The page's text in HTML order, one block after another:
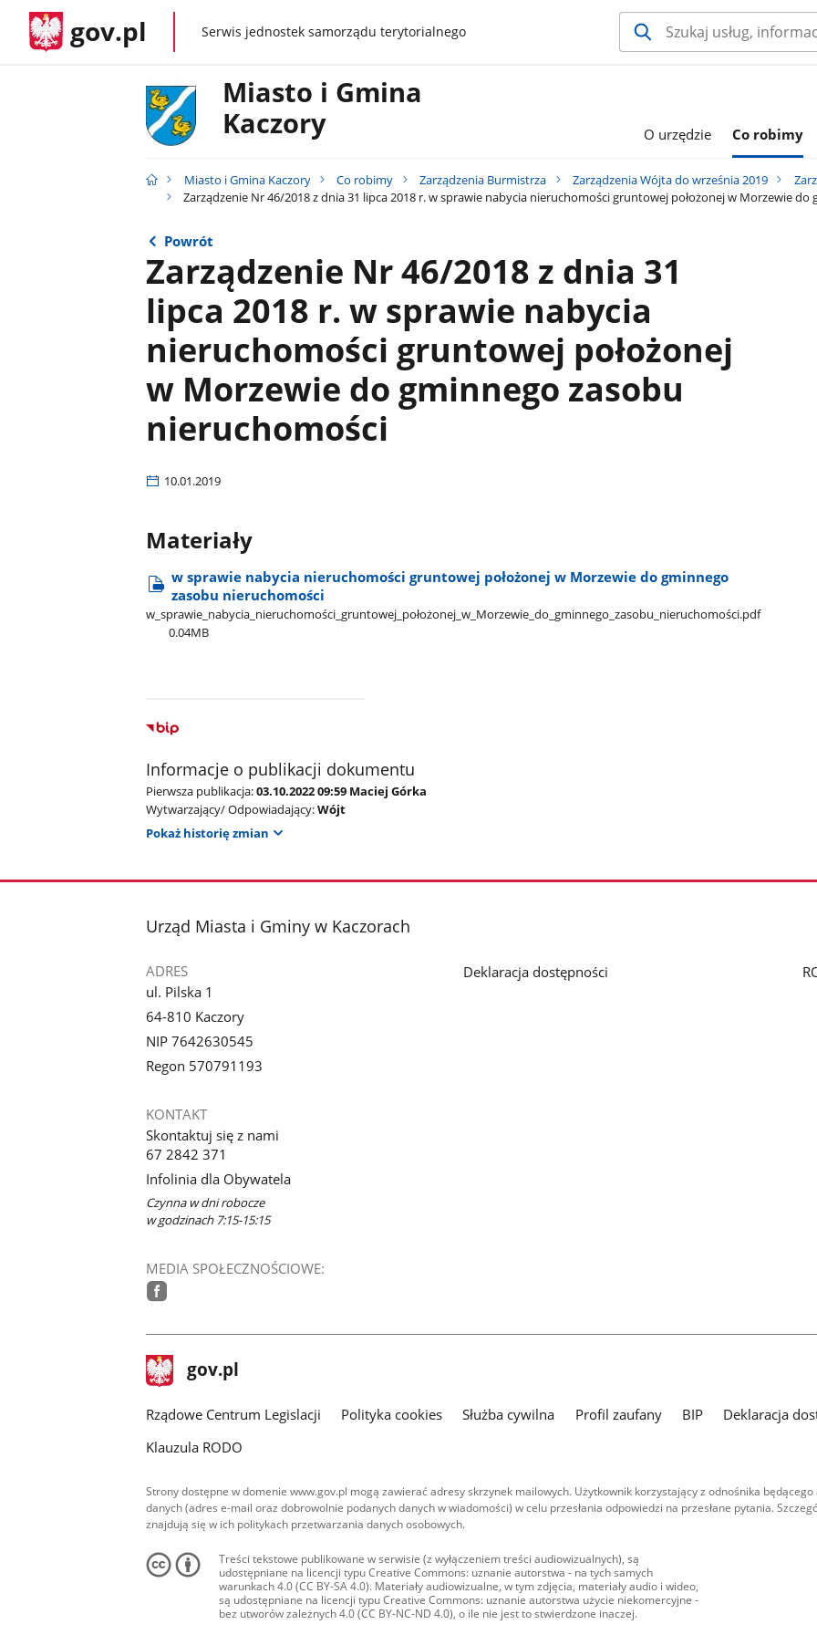
gov.pl gov.plSerwis jednostek samorządu terytorialnego
Miasto i Gmina
Kaczory
O urzędzie Co robimy
Miasto i Gmina Kaczory Co robimy Zarządzenia Burmistrza Zarządzenia Wójta do września 2019
Zarządzenie Nr 46/2018 z dnia 31 lipca 2018 r. w sprawie nabycia nieruchomości gruntowej położonej w Morzewie
Powrót
Zarządzenie Nr 46/2018 z dnia 31
lipca 2018 r. w sprawie nabycia
nieruchomości gruntowej położonej
w Morzewie do gminnego zasobu
nieruchomości
10.01.2019
Materiały
w sprawie nabycia nieruchomości gruntowej położonej w Morzewie do gminnego
zasobu nieruchomości
w​_sprawie​_nabycia​_nieruchomości​_gruntowej​_położonej​_w​_Morzewie​_do​_gminnego​_zasobu​_nieruchomości.pdf
0.04MB
Informacje o publikacji dokumentu
Pierwsza publikacja:03.10.2022 09:59 Maciej Górka
Wytwarzający/ Odpowiadający:Wójt
Pokaż historię zmian
stopka
Urząd Miasta i Gminy w Kaczorach
ADRES
ul. Pilska 1
64-810 Kaczory
NIP 7642630545
Regon 570791193
KONTAKT
Skontaktuj się z nami
67 2842 371
Infolinia dla Obywatela
Czynna w dni robocze
w godzinach 7:15-15:15
MEDIA SPOŁECZNOŚCIOWE:
Deklaracja dostępności
stopka
gov.pl Strona
gov.pl
Rządowe Centrum Legislacji Polityka cookies Służba cywilna Profil zaufany BIP
Deklaracja
Klauzula RODO
Strony dostępne w domenie www.gov.pl mogą zawierać adresy skrzynek mailowych. Użytkownik korzystający z odnośnika
danych (adres e-mail oraz dobrowolnie podanych danych w wiadomości) w celu przesłania odpowiedzi na przesłane pytania.
znajdują się w ich politykach przetwarzania danych osobowych.
Treści tekstowe publikowane w serwisie (z wyłączeniem treści audiowizualnych), są
udostępniane na licencji typu Creative Commons: uznanie autorstwa - na tych samych
warunkach 4.0 (CC BY-SA 4.0). Materiały audiowizualne, w tym zdjęcia, materiały audio i wideo,
są udostępniane na licencji typu Creative Commons: uznanie autorstwa użycie niekomercyjne -
bez utworów zależnych 4.0 (CC BY-NC-ND 4.0), o ile nie jest to stwierdzone inaczej.